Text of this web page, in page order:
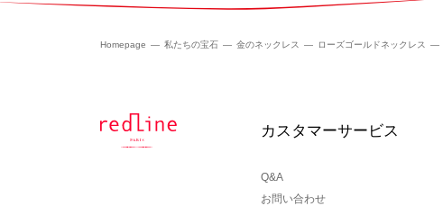
Homepage 私たちの宝石 金のネックレス ローズゴールドネックレス
カスタマーサービス
Q&A
お問い合わせ